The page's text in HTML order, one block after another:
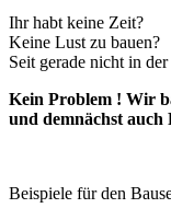
Ihr habt keine Zeit?
Keine Lust zu bauen?
Seit gerade nicht in
Kein Problem ! Wir
und demnächst auch
Beispiele für den